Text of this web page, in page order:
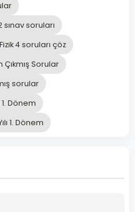
sınav soruları
4 soruları çöz
Sorular
sorular
1. Dönem
1. Dönem